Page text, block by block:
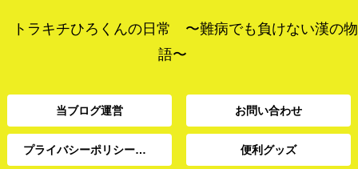
トラキチひろくんの日常 〜難病でも負けない漢の物
語〜
当ブログ運営 お問い合わせ
プライバシーポリシー、免責事項 便利グッズ